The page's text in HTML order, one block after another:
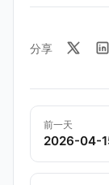
分享
前一天
2026-04-